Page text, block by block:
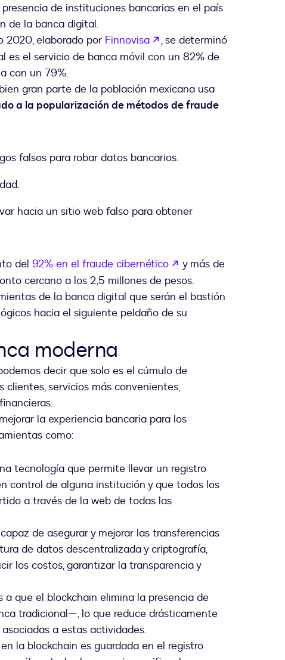
de instituciones bancarias en el país
de la banca digital.
2020, elaborado por Finnovisa abre em uma nova guia
, se determinó
es el servicio de banca móvil con un 82% de
con un 79%.
gran parte de la población mexicana usa
a la popularización de métodos de fraude
falsos para robar datos bancarios.
hacia un sitio web falso para obtener
del 92% en el fraude cibernético abre em uma nova guia
y más de
cercano a los 2,5 millones de pesos.
de la banca digital que serán el bastión
hacia el siguiente peldaño de su
moderna
decir que solo es el cúmulo de
clientes, servicios más convenientes,
la experiencia bancaria para los
como:
tecnología que permite llevar un registro
control de alguna institución y que todos los
a través de la web de todas las
de asegurar y mejorar las transferencias
de datos descentralizada y criptografía,
los costos, garantizar la transparencia y
que el blockchain elimina la presencia de
tradicional—, lo que reduce drásticamente
a estas actividades.
la blockchain es guardada en el registro